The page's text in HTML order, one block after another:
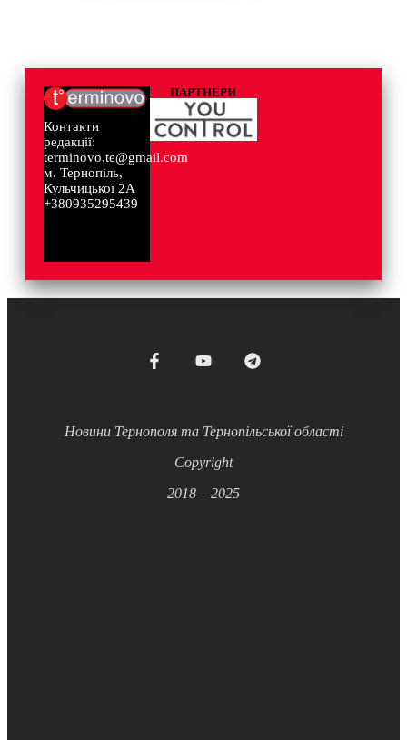
Контакти
редакції:
terminovo.te@gmail.com
м. Тернопіль,
Кульчицької 2А
+380935295439
ПАРТНЕРИ
Новини Тернополя та Тернопільської області
Copyright
2018 – 2025